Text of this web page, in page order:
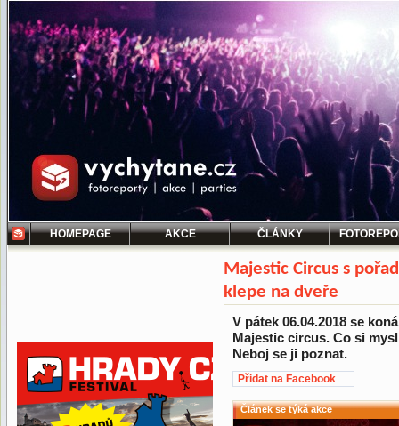
HOMEPAGE AKCE ČLÁNKY
Majestic Circus s
klepe na dveře
V pátek 06.04.2018 se
Majestic circus. Co si
Neboj se ji poznat.
Přidat na Facebook
Článek se týká akce